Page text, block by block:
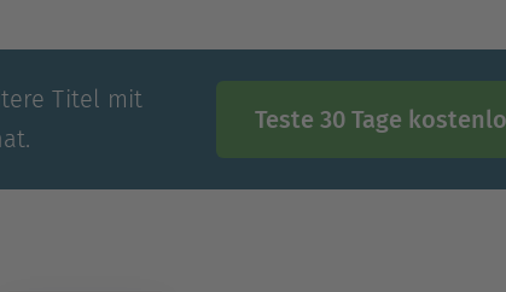
Titel mit
Teste 30 Tage